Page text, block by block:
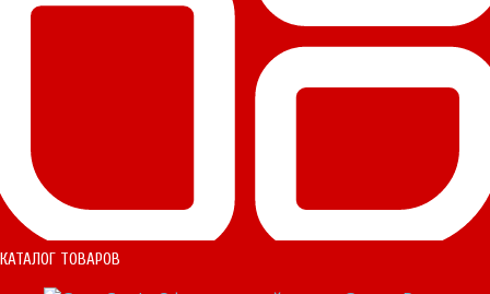
КАТАЛОГ ТОВАРОВ